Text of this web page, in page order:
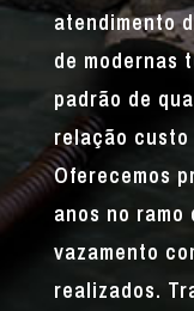
atendimento
de modernas
padrão de
relação
Oferecemos
anos no
vazamento
realizados.